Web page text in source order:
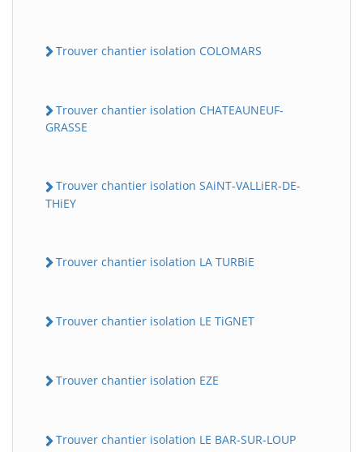
Trouver chantier isolation COLOMARS
Trouver chantier isolation CHATEAUNEUF-
GRASSE
Trouver chantier isolation SAiNT-VALLiER-DE-
THiEY
Trouver chantier isolation LA TURBiE
Trouver chantier isolation LE TiGNET
Trouver chantier isolation EZE
Trouver chantier isolation LE BAR-SUR-LOUP